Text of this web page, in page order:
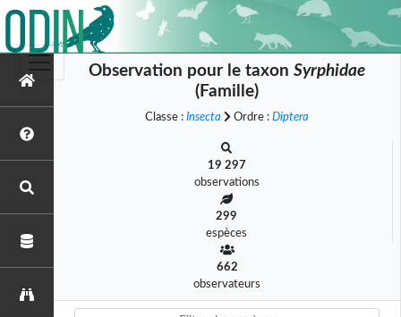
Observation pour le taxon Syrphidae
(Famille)
Classe : Insecta Ordre : Diptera
19 297
observations
299
espèces
662
observateurs